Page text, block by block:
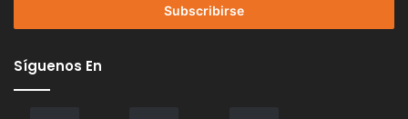
Síguenos En